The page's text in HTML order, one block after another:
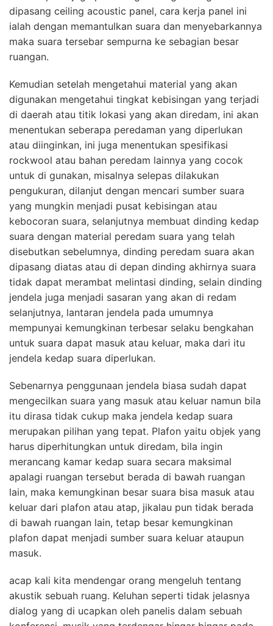
dipasang ceiling acoustic panel, cara kerja panel ini
ialah dengan memantulkan suara dan menyebarkannya
maka suara tersebar sempurna ke sebagian besar
ruangan.
Kemudian setelah mengetahui material yang akan
digunakan mengetahui tingkat kebisingan yang terjadi
di daerah atau titik lokasi yang akan diredam, ini akan
menentukan seberapa peredaman yang diperlukan
atau diinginkan, ini juga menentukan spesifikasi
rockwool atau bahan peredam lainnya yang cocok
untuk di gunakan, misalnya selepas dilakukan
pengukuran, dilanjut dengan mencari sumber suara
yang mungkin menjadi pusat kebisingan atau
kebocoran suara, selanjutnya membuat dinding kedap
suara dengan material peredam suara yang telah
disebutkan sebelumnya, dinding peredam suara akan
dipasang diatas atau di depan dinding akhirnya suara
tidak dapat merambat melintasi dinding, selain dinding
jendela juga menjadi sasaran yang akan di redam
selanjutnya, lantaran jendela pada umumnya
mempunyai kemungkinan terbesar selaku bengkahan
untuk suara dapat masuk atau keluar, maka dari itu
jendela kedap suara diperlukan.
Sebenarnya penggunaan jendela biasa sudah dapat
mengecilkan suara yang masuk atau keluar namun bila
itu dirasa tidak cukup maka jendela kedap suara
merupakan pilihan yang tepat. Plafon yaitu objek yang
harus diperhitungkan untuk diredam, bila ingin
merancang kamar kedap suara secara maksimal
apalagi ruangan tersebut berada di bawah ruangan
lain, maka kemungkinan besar suara bisa masuk atau
keluar dari plafon atau atap, jikalau pun tidak berada
di bawah ruangan lain, tetap besar kemungkinan
plafon dapat menjadi sumber suara keluar ataupun
masuk.
acap kali kita mendengar orang mengeluh tentang
akustik sebuah ruang. Keluhan seperti tidak jelasnya
dialog yang di ucapkan oleh panelis dalam sebuah